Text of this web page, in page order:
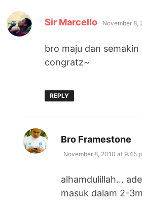
Sir Marcello says:
November 8,
bro maju dan semakin
congratz~
REPLY
Bro Framestone
November 8, 2010 at 9:45
alhamdulillah…
masuk dalam 2-